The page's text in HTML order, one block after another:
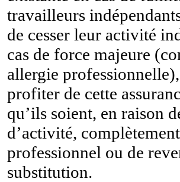
travailleurs
de cesser leur activité
cas de force majeure
allergie
profiter de cette
qu’ils soient, en raison
d’activité,
professionnel ou de
substitution.